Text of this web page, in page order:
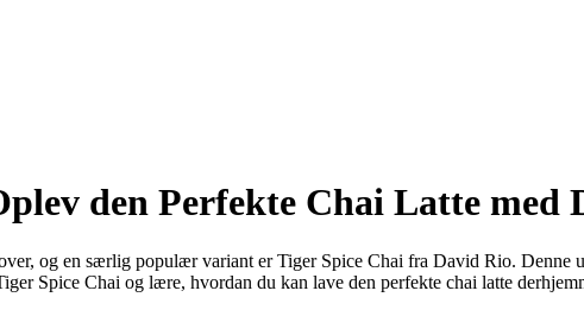
den Perfekte Chai Latte med
og en særlig populær variant er Tiger Spice Chai fra David Rio.
Spice Chai og lære, hvordan du kan lave den perfekte chai latte